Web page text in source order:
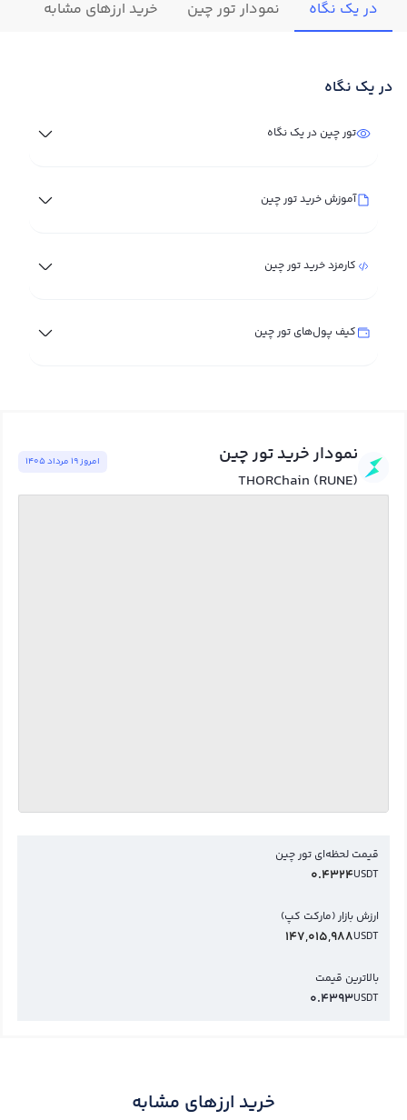
در یک نگاه نمودار تور چین خرید ارزهای مشابه
در یک نگاه
تور چین در یک نگاه
آموزش خرید تور چین
کارمزد خرید تور چین
کیف پول‌های تور چین
نمودار خرید تور چین
THORChain (RUNE)
امروز ١٩ مرداد ١٤٠٥
قیمت لحظه‌ای تور چین
USDT
0.4324
ارزش بازار (مارکت کپ)
USDT
147,015,988
بالاترین قیمت
USDT
0.4393
خرید ارزهای مشابه